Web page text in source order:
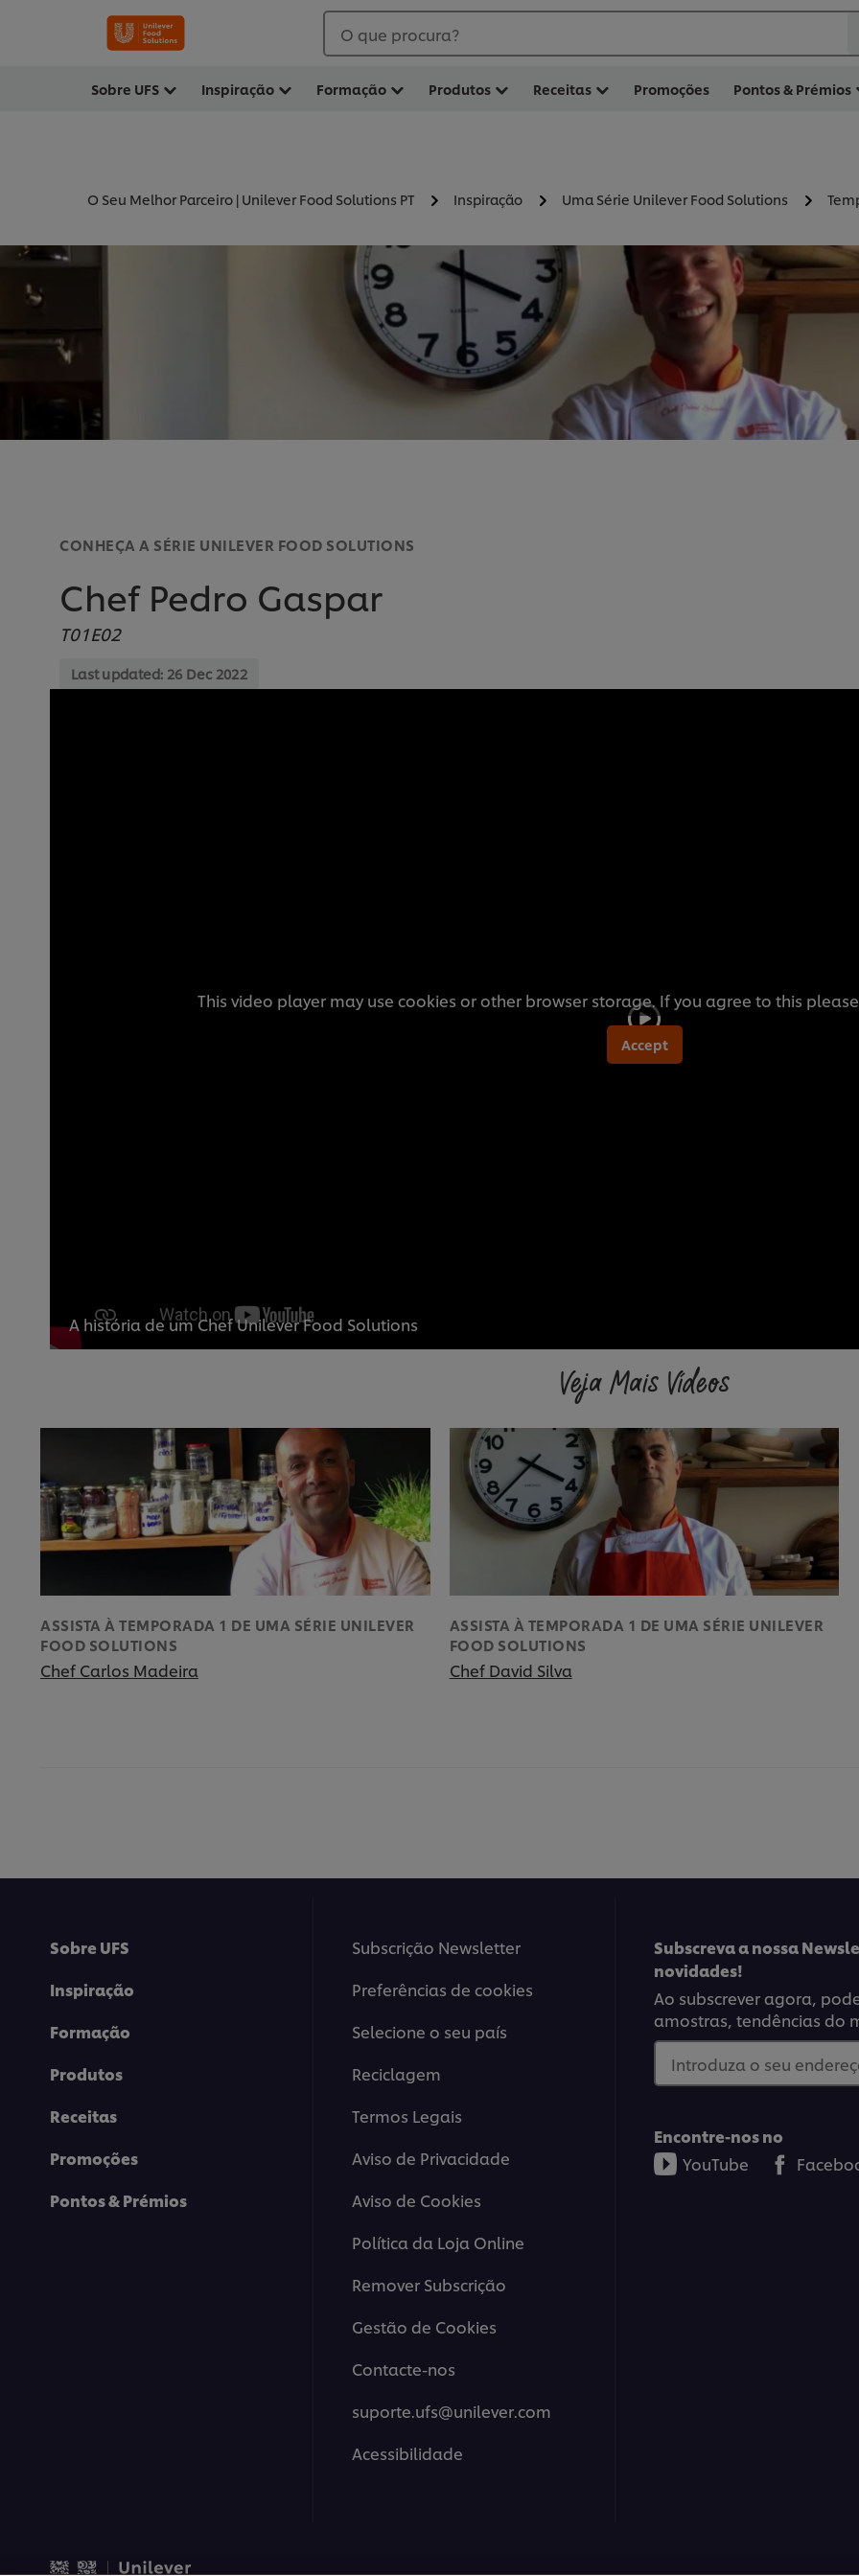
O que procura?
Sobre UFS Inspiração Formação Produtos Receitas Promoções Pontos & Prémios
O Seu Melhor Parceiro | Unilever Food Solutions PT Inspiração Uma Série Unilever Food Solutions
CONHEÇA A SÉRIE UNILEVER FOOD SOLUTIONS
Chef Pedro Gaspar
T01E02
Last updated: 26 Dec 2022
This video player may use cookies or other browser storage. If you agree to this
Accept
A história de um Chef Unilever Food Solutions
Veja Mais Vídeos
ASSISTA À TEMPORADA 1 DE UMA SÉRIE UNILEVER
FOOD SOLUTIONS
Chef Carlos Madeira
ASSISTA À TEMPORADA 1 DE UMA SÉRIE UNILEVER
FOOD SOLUTIONS
Chef David Silva
Sobre UFS
Inspiração
Formação
Produtos
Receitas
Promoções
Pontos & Prémios
Subscrição Newsletter
Preferências de cookies
Selecione o seu país
Reciclagem
Termos Legais
Aviso de Privacidade
Aviso de Cookies
Política da Loja Online
Remover Subscrição
Gestão de Cookies
Contacte-nos
suporte.ufs@unilever.com
Acessibilidade
Subscreva a nossa
novidades!
Ao subscrever agora,
amostras, tendências do
Introduza o seu
Encontre-nos no
YouTube